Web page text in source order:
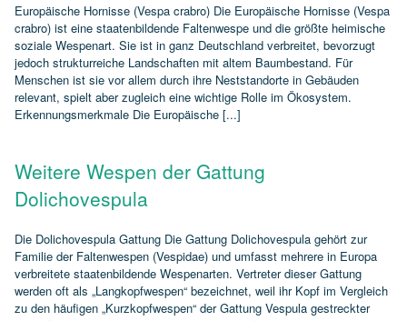
Europäische Hornisse (Vespa crabro) Die Europäische Hornisse (Vespa
crabro) ist eine staatenbildende Faltenwespe und die größte heimische
soziale Wespenart. Sie ist in ganz Deutschland verbreitet, bevorzugt
jedoch strukturreiche Landschaften mit altem Baumbestand. Für
Menschen ist sie vor allem durch ihre Neststandorte in Gebäuden
relevant, spielt aber zugleich eine wichtige Rolle im Ökosystem.
Erkennungsmerkmale Die Europäische [...]
Weitere Wespen der Gattung
Dolichovespula
Die Dolichovespula Gattung Die Gattung Dolichovespula gehört zur
Familie der Faltenwespen (Vespidae) und umfasst mehrere in Europa
verbreitete staatenbildende Wespenarten. Vertreter dieser Gattung
werden oft als „Langkopfwespen“ bezeichnet, weil ihr Kopf im Vergleich
zu den häufigen „Kurzkopfwespen“ der Gattung Vespula gestreckter